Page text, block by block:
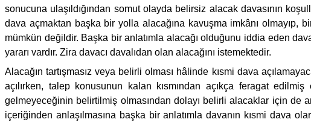
sonucuna ulaşıldığından somut olayda belirsiz alacak davasının
dava açmaktan başka bir yolla alacağına kavuşma imkânı olmayıp,
mümkün değildir. Başka bir anlatımla alacağı olduğunu iddia eden
yararı vardır. Zira davacı davalıdan olan alacağını istemektedir.
Alacağın tartışmasız veya belirli olması hâlinde kısmi dava
açılırken, talep konusunun kalan kısmından açıkça feragat
gelmeyeceğinin belirtilmiş olmasından dolayı belirli alacaklar için de
içeriğinden anlaşılmasına başka bir anlatımla davanın kısmi dava